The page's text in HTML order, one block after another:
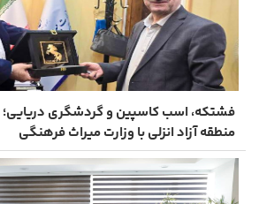
فشتکه، اسب کاسپین و گردشگری
منطقه آزاد انزلی با وزارت میراث‌ فرهنگی